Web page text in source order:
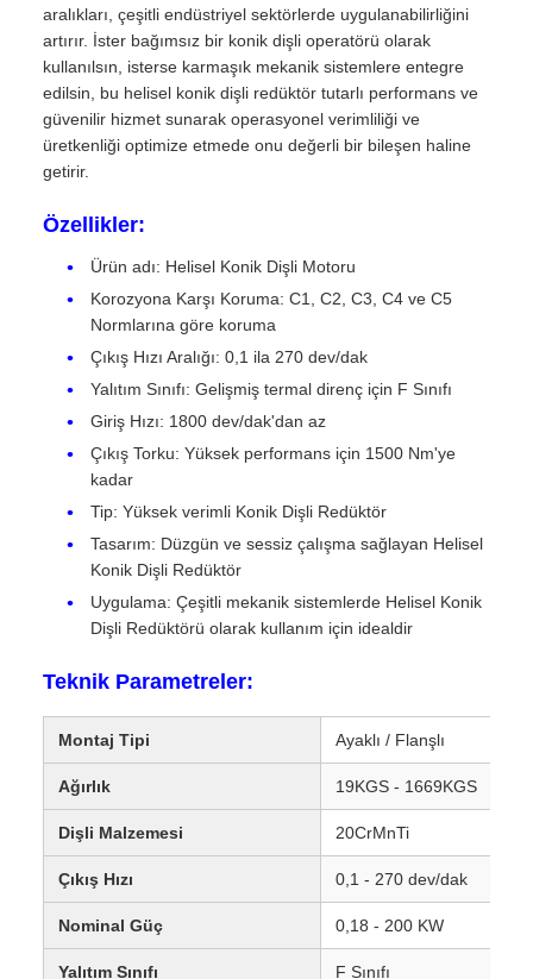
aralıkları, çeşitli endüstriyel sektörlerde uygulanabilirliğini
artırır. İster bağımsız bir konik dişli operatörü olarak
kullanılsın, isterse karmaşık mekanik sistemlere entegre
edilsin, bu helisel konik dişli redüktör tutarlı performans ve
güvenilir hizmet sunarak operasyonel verimliliği ve
üretkenliği optimize etmede onu değerli bir bileşen haline
getirir.
Özellikler:
Ürün adı: Helisel Konik Dişli Motoru
Korozyona Karşı Koruma: C1, C2, C3, C4 ve C5
Normlarına göre koruma
Çıkış Hızı Aralığı: 0,1 ila 270 dev/dak
Yalıtım Sınıfı: Gelişmiş termal direnç için F Sınıfı
Giriş Hızı: 1800 dev/dak'dan az
Çıkış Torku: Yüksek performans için 1500 Nm'ye
kadar
Tip: Yüksek verimli Konik Dişli Redüktör
Tasarım: Düzgün ve sessiz çalışma sağlayan Helisel
Konik Dişli Redüktör
Uygulama: Çeşitli mekanik sistemlerde Helisel Konik
Dişli Redüktörü olarak kullanım için idealdir
Teknik Parametreler:
Montaj Tipi Ayaklı / Flanşlı
Ağırlık 19KGS - 1669KGS
Dişli Malzemesi 20CrMnTi
Çıkış Hızı 0,1 - 270 dev/dak
Nominal Güç 0,18 - 200 KW
Yalıtım Sınıfı F Sınıfı